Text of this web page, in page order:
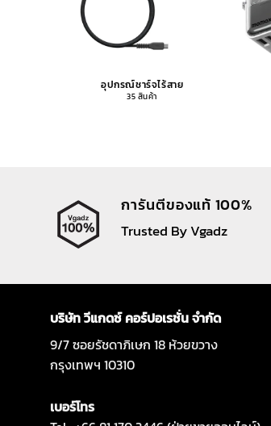
อุปกรณ์ชาร์จไร้สาย
35 สินค้า
การันตีของแท้ 100%
Trusted By Vgadz
บริษัท วีแกดซ์ คอร์ปอเรชั่น จำกัด
9/7 ซอยรัชดาภิเษก 18 ห้วยขวาง
กรุงเทพฯ 10310
เบอร์โทร